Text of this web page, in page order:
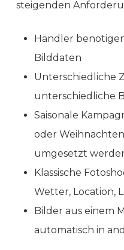
steigenden
Händler
Bilddaten
Unterschiedliche
unterschiedliche
Saisonale
oder Weihnachten
umgesetzt
Klassische
Wetter, Location,
Bilder aus einem
automatisch in